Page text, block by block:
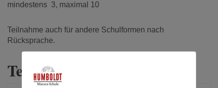
mindestens 3, maximal 10
Teilnahme auch für andere Schulformen nach
Rücksprache.
Termine